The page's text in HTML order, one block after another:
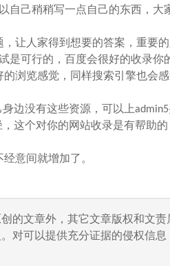
自己稍稍写一点自己的东西，大
让人家得到想要的答案，重要的
可行的，百度会很好的收录你
浏览感觉，同样搜索引擎也会
边没有这些资源，可以上
这个对你的网站收录是有帮助
意间就增加了。
的文章外，其它文章版权和文责
对可以提供充分证据的侵权信息